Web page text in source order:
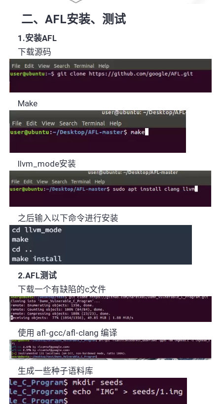
二、AFL安装、测试
1.安装AFL
下载源码
Make
llvm_mode安装
之后输入以下命令进行安装
2.AFL测试
下载一个有缺陷的c文件
使用 afl-gcc/afl-clang编译
生成一些种子语料库